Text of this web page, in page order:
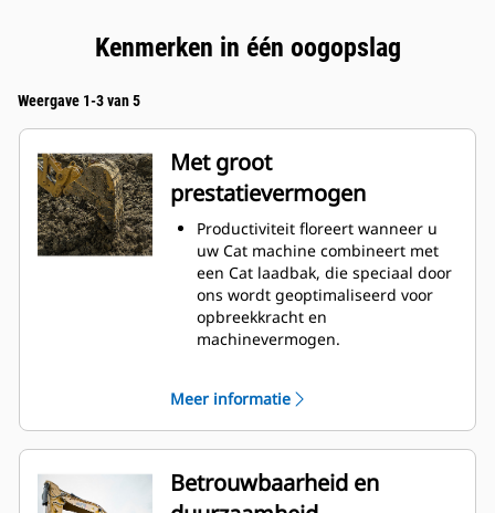
Kenmerken in één oogopslag
Weergave 1-3 van 5
Met groot
prestatievermogen
Productiviteit floreert wanneer u
uw Cat machine combineert met
een Cat laadbak, die speciaal door
ons wordt geoptimaliseerd voor
opbreekkracht en
machinevermogen.
materiaalstroom in de laadbak. De
extra ruimte voor de hiel zorgt
ervoor dat de bodem van de
laadbak niet blijft slepen,
waardoor de onderhoudskosten
Meer informatie
Betrouwbaarheid en